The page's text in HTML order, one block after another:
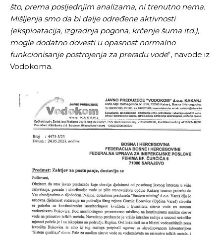
što, prema posljednjim analizama, ni trenutno nema.
Mišljenja smo da bi dalje određene aktivnosti
(eksploatacija, izgradnja pogona, krčenje šuma itd.),
mogle dodatno dovesti u opasnost normalno
funkcionisanje postrojenja za preradu vode“, navode iz
Vodokoma.